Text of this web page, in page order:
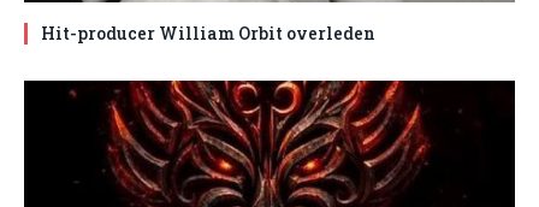
Hit-producer William Orbit overleden